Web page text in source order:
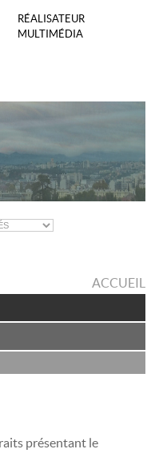
RÉALISATEUR
MULTIMÉDIA
ACCUEIL
présentant le